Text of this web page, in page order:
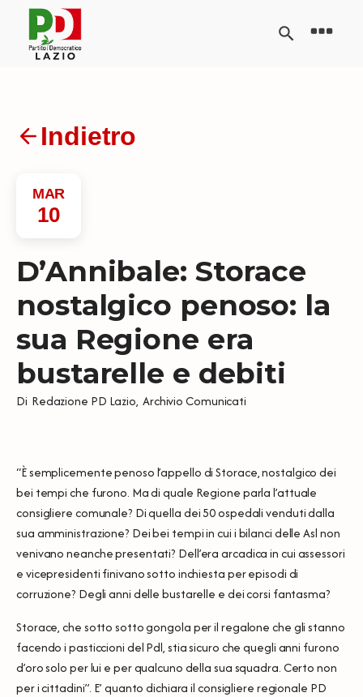
Indietro
MAR
10
D’Annibale: Storace
nostalgico penoso: la
sua Regione era
bustarelle e debiti
Di Redazione PD Lazio, Archivio Comunicati
“È semplicemente penoso l’appello di Storace, nostalgico dei
bei tempi che furono. Ma di quale Regione parla l’attuale
consigliere comunale? Di quella dei 50 ospedali venduti dalla
sua amministrazione? Dei bei tempi in cui i bilanci delle Asl non
venivano neanche presentati? Dell’era arcadica in cui assessori
e vicepresidenti finivano sotto inchiesta per episodi di
corruzione? Degli anni delle bustarelle e dei corsi fantasma?
Storace, che sotto sotto gongola per il regalone che gli stanno
facendo i pasticcioni del Pdl, stia sicuro che quegli anni furono
d’oro solo per lui e per qualcuno della sua squadra. Certo non
per i cittadini”. E’ quanto dichiara il consigliere regionale PD